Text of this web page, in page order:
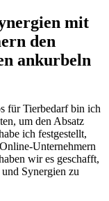
mit
den
ankurbeln
für Tierbedarf bin ich
um den Absatz
⁢ich​ festgestellt,⁣
Unternehmern
wir es geschafft,
Synergien zu